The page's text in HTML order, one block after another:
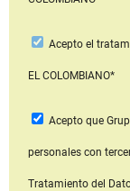
Acepto el
EL COLOMBIANO*
Acepto que
personales con
Tratamiento del